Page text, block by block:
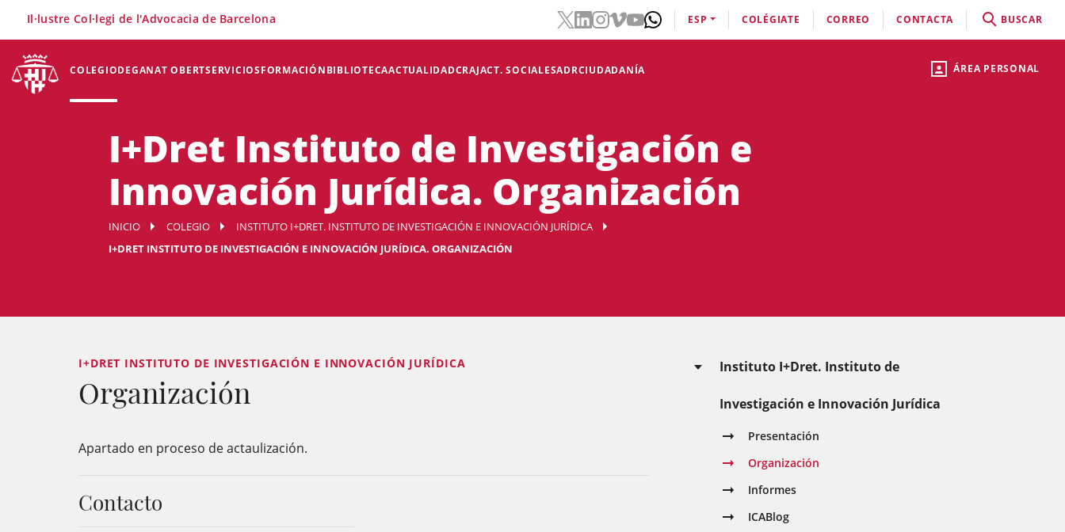
ÁREA PERSONAL
COLEGIODEGANAT OBERTSERVICIOSFORMACIÓNBIBLIOTECAACTUALIDADCRAJACT. SOCIALESADRCIUDADANÍA
Il·lustre Col·legi de l'Advocacia de Barcelona ESP COLÉGIATE CORREO CONTACTA BUSCAR
I+Dret Instituto de Investigación e
Innovación Jurídica. Organización
INICIO COLEGIO
INSTITUTO I+DRET. INSTITUTO DE INVESTIGACIÓN E INNOVACIÓN JURÍDICA
I+DRET INSTITUTO DE INVESTIGACIÓN E INNOVACIÓN JURÍDICA. ORGANIZACIÓN
Instituto I+Dret. Instituto de
Investigación e Innovación Jurídica
Presentación
Organización
Informes
ICABlog
I+DRET INSTITUTO DE INVESTIGACIÓN E INNOVACIÓN JURÍDICA
Organización
Apartado en proceso de actaulización.
Contacto